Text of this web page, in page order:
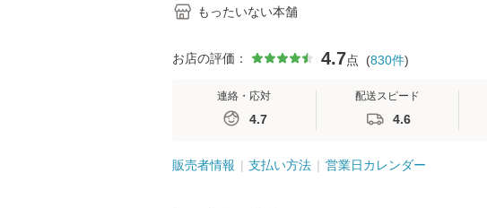
もったいない本舗
お店の評価： 4.7点 (830件)
連絡・応対
4.7
配送スピード
4.6
販売者情報 支払い方法 営業日カレンダー